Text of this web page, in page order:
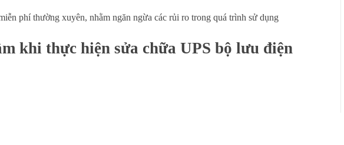
phí thường xuyên, nhằm ngăn ngừa các rủi ro trong quá trình sử dụng
khi thực hiện sửa chữa UPS bộ lưu điện